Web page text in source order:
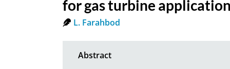
for gas turbine
L. Farahbod